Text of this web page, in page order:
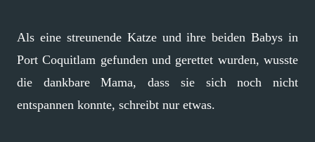
Als eine streunende Katze und ihre beiden Babys in
Port Coquitlam gefunden und gerettet wurden, wusste
die dankbare Mama, dass sie sich noch nicht
entspannen konnte, schreibt nur etwas.